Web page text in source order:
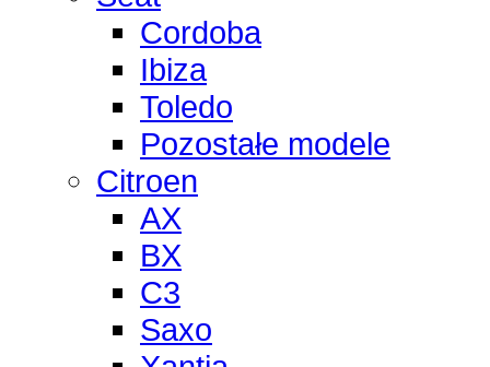
Cordoba
Ibiza
Toledo
Pozostałe modele
Citroen
AX
BX
C3
Saxo